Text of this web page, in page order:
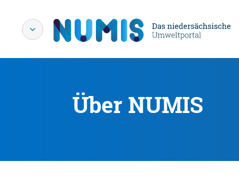
Über NUMIS